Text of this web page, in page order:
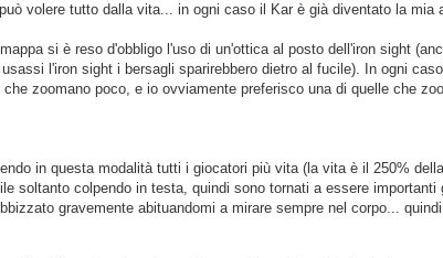
volere tutto dalla vita... in ogni caso il Kar è già diventato la mia
si è reso d'obbligo l'uso di un'ottica al posto dell'iron sight
l'iron sight i bersagli sparirebbero dietro al fucile). In ogni
zoomano poco, e io ovviamente preferisco una di quelle che
in questa modalità tutti i giocatori più vita (la vita è il 250%
soltanto colpendo in testa, quindi sono tornati a essere
gravemente abituandomi a mirare sempre nel corpo...